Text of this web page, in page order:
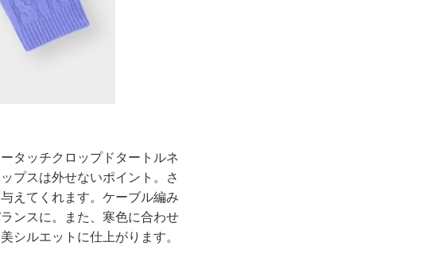
タッチクロップドタートルネ
プスは外せないポイント。さ
えてくれます。ケーブル編み
ンスに。また、寒色に合わせ
シルエットに仕上がります。